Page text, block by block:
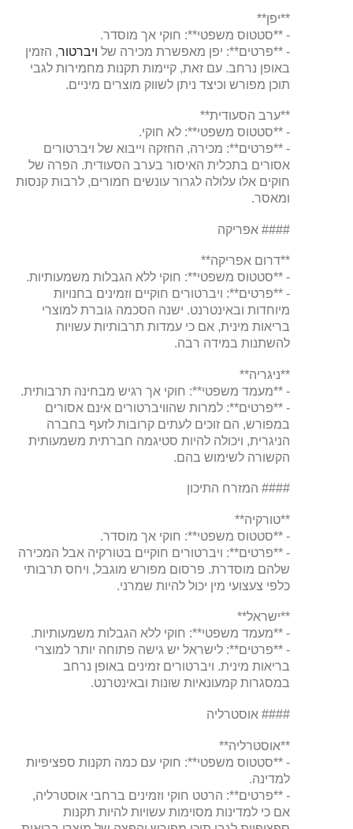
**יפן**
- **סטטוס משפטי**: חוקי אך מוסדר.
- **פרטים**: יפן מאפשרת מכירה של ויברטור, הזמין
באופן נרחב. עם זאת, קיימות תקנות מחמירות לגבי
תוכן מפורש וכיצד ניתן לשווק מוצרים מיניים.
**ערב הסעודית**
- **סטטוס משפטי**: לא חוקי.
- **פרטים**: מכירה, החזקה וייבוא ​​של ויברטורים
אסורים בתכלית האיסור בערב הסעודית. הפרה של
חוקים אלו עלולה לגרור עונשים חמורים, לרבות קנסות
ומאסר.
#### אפריקה
**דרום אפריקה**
- **סטטוס משפטי**: חוקי ללא הגבלות משמעותיות.
- **פרטים**: ויברטורים חוקיים וזמינים בחנויות
מיוחדות ובאינטרנט. ישנה הסכמה גוברת למוצרי
בריאות מינית, אם כי עמדות תרבותיות עשויות
להשתנות במידה רבה.
**ניגריה**
- **מעמד משפטי**: חוקי אך רגיש מבחינה תרבותית.
- **פרטים**: למרות שהוויברטורים אינם אסורים
במפורש, הם זוכים לעתים קרובות לזעף בחברה
הניגרית, ויכולה להיות סטיגמה חברתית משמעותית
הקשורה לשימוש בהם.
#### המזרח התיכון
**טורקיה**
- **סטטוס משפטי**: חוקי אך מוסדר.
- **פרטים**: ויברטורים חוקיים בטורקיה אבל המכירה
שלהם מוסדרת. פרסום מפורש מוגבל, ויחס תרבותי
כלפי צעצועי מין יכול להיות שמרני.
**ישראל**
- **מעמד משפטי**: חוקי ללא הגבלות משמעותיות.
- **פרטים**: לישראל יש גישה פתוחה יותר למוצרי
בריאות מינית. ויברטורים זמינים באופן נרחב
במסגרות קמעונאיות שונות ובאינטרנט.
#### אוסטרליה
**אוסטרליה**
- **סטטוס משפטי**: חוקי עם כמה תקנות ספציפיות
למדינה.
- **פרטים**: הרטט חוקי וזמינים ברחבי אוסטרליה,
אם כי למדינות מסוימות עשויות להיות תקנות